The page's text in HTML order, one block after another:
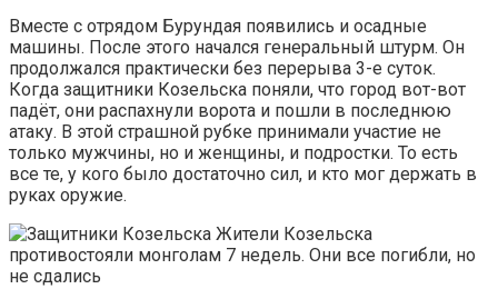
Вместе с отрядом Бурундая появились и осадные
машины. После этого начался генеральный штурм. Он
продолжался практически без перерыва 3-е суток.
Когда защитники Козельска поняли, что город вот-вот
падёт, они распахнули ворота и пошли в последнюю
атаку. В этой страшной рубке принимали участие не
только мужчины, но и женщины, и подростки. То есть
все те, у кого было достаточно сил, и кто мог держать в
руках оружие.
Жители Козельска
противостояли монголам 7 недель. Они все погибли, но
не сдались